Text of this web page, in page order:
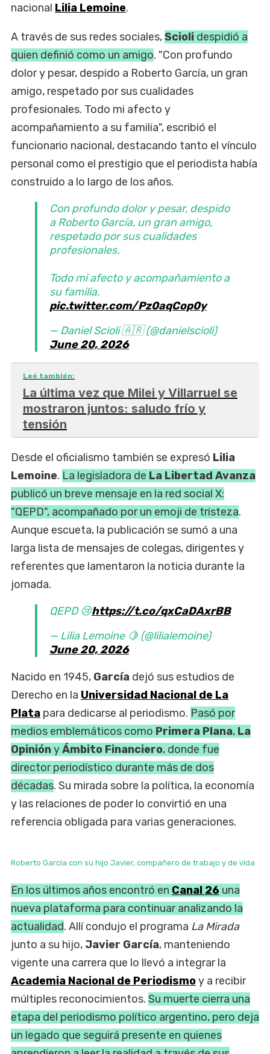
nacional Lilia Lemoine.
A través de sus redes sociales,Scioli despidió a
quien definió como un amigo. "Con profundo
dolor y pesar, despido a Roberto García, un gran
amigo, respetado por sus cualidades
profesionales. Todo mi afecto y
acompañamiento a su familia", escribió el
funcionario nacional, destacando tanto el vínculo
personal como el prestigio que el periodista había
construido a lo largo de los años.
Con profundo dolor y pesar, despido
a Roberto García, un gran amigo,
respetado por sus cualidades
profesionales.
Todo mi afecto y acompañamiento a
su familia.
pic.twitter.com/Pz0aqCop0y
— Daniel Scioli 🇦🇷 (@danielscioli)
June 20, 2026
Leé también:
La última vez que Milei y Villarruel se
mostraron juntos: saludo frío y
tensión
Desde el oficialismo también se expresó Lilia
Lemoine. La legisladora de La Libertad Avanza
publicó un breve mensaje en la red social X:
"QEPD", acompañado por un emoji de tristeza.
Aunque escueta, la publicación se sumó a una
larga lista de mensajes de colegas, dirigentes y
referentes que lamentaron la noticia durante la
jornada.
QEPD 😢https://t.co/qxCaDAxrBB
— Lilia Lemoine 🍋 (@lilialemoine)
June 20, 2026
Nacido en 1945, García dejó sus estudios de
Derecho en la Universidad Nacional de La
Plata para dedicarse al periodismo. Pasó por
medios emblemáticos como Primera Plana, La
OpiniónyÁmbito Financiero, donde fue
director periodístico durante más de dos
décadas. Su mirada sobre la política, la economía
y las relaciones de poder lo convirtió en una
referencia obligada para varias generaciones.
Roberto García con su hijo Javier, compañero de trabajo y de vida
En los últimos años encontró en Canal 26 una
nueva plataforma para continuar analizando la
actualidad. Allí condujo el programa La Mirada
junto a su hijo, Javier García, manteniendo
vigente una carrera que lo llevó a integrar la
Academia Nacional de Periodismoy a recibir
múltiples reconocimientos. Su muerte cierra una
etapa del periodismo político argentino, pero deja
un legado que seguirá presente en quienes